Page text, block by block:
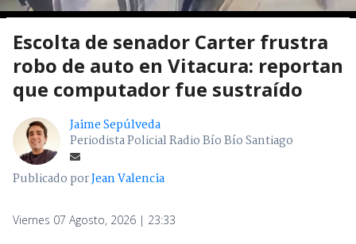
Escolta de senador Carter frustra
robo de auto en Vitacura: reportan
que computador fue sustraído
Jaime Sepúlveda
Periodista Policial Radio Bío Bío Santiago
Publicado porJean Valencia
Viernes 07 Agosto, 2026 | 23:33